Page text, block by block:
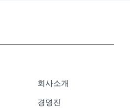
회사소개
경영진